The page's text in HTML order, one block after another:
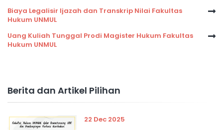
Biaya Legalisir Ijazah dan Transkrip Nilai Fakultas
Hukum UNMUL
Uang Kuliah Tunggal Prodi Magister Hukum Fakultas
Hukum UNMUL
Berita dan Artikel Pilihan
22 Dec 2025